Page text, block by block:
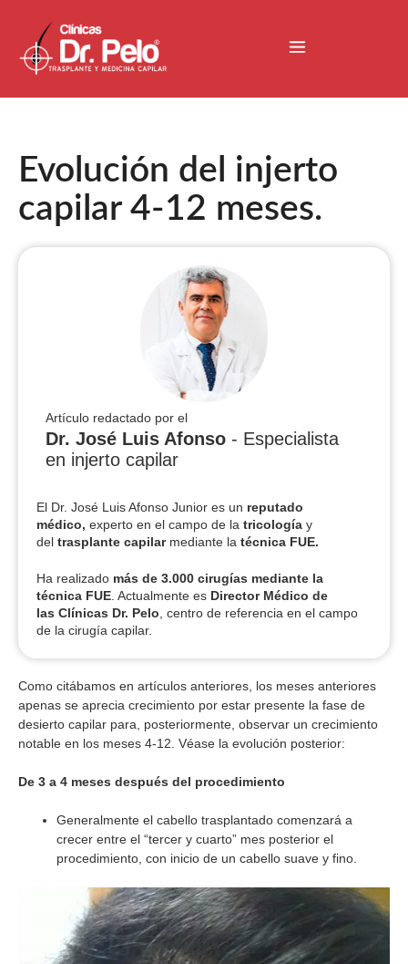
Evolución del injerto
capilar 4-12 meses.
Artículo redactado por el
Dr. José Luis Afonso - Especialista
en injerto capilar
El Dr. José Luis Afonso Junior es un reputado
médico, experto en el campo de la tricología y
del trasplante capilar mediante la técnica FUE.
Ha realizado más de 3.000 cirugías mediante la
técnica FUE . Actualmente es Director Médico de
las Clínicas Dr. Pelo , centro de referencia en el campo
de la cirugía capilar.
Como citábamos en artículos anteriores, los meses anteriores
apenas se aprecia crecimiento por estar presente la fase de
desierto capilar para, posteriormente, observar un crecimiento
notable en los meses 4-12. Véase la evolución posterior:
De 3 a 4 meses después del procedimiento
Generalmente el cabello trasplantado comenzará a
crecer entre el “tercer y cuarto” mes posterior el
procedimiento, con inicio de un cabello suave y fino.